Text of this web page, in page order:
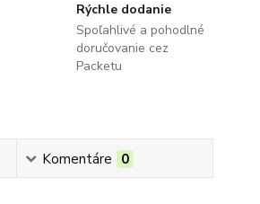
Rýchle dodanie
Spoľahlivé a pohodlné
doručovanie cez
Packetu
Komentáre 0